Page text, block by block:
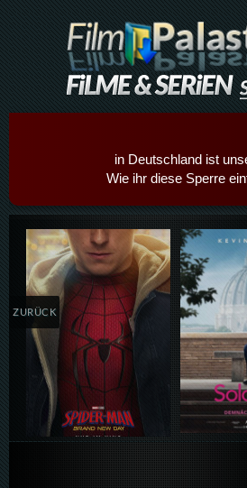
in Deutschland ist
Wie ihr diese Sperre
Details,Play
ZURÜCK